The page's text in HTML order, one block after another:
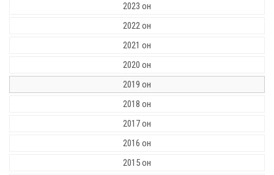
2023 он
2022 он
2021 он
2020 он
2019 он
2018 он
2017 он
2016 он
2015 он